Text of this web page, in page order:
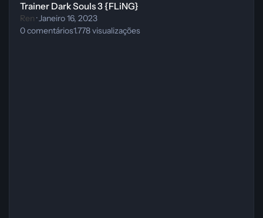
Trainer Dark Souls 3 {FLiNG}
Ren ·Janeiro 16, 2023
0comentários1.778visualizações